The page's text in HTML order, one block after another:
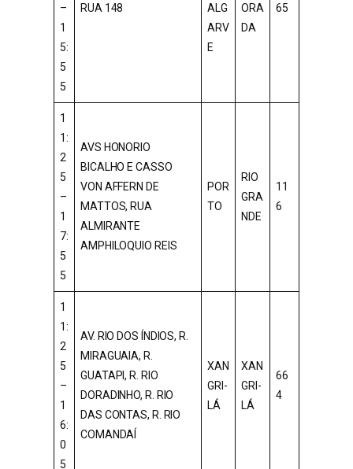
–
1
5:
5
5
RUA 148
ALG
ARV
E
ORA
DA
65
1
1:
2
5
–
1
7:
5
5
AVS HONORIO
BICALHO E CASSO
VON AFFERN DE
MATTOS, RUA
ALMIRANTE
AMPHILOQUIO REIS
POR
TO
RIO
GRA
NDE
11
6
1
1:
2
5
–
1
6:
0
5
AV. RIO DOS ÍNDIOS, R.
MIRAGUAIA, R.
GUATAPI, R. RIO
DORADINHO, R. RIO
DAS CONTAS, R. RIO
COMANDAÍ
XAN
GRI-
LÁ
XAN
GRI-
LÁ
66
4